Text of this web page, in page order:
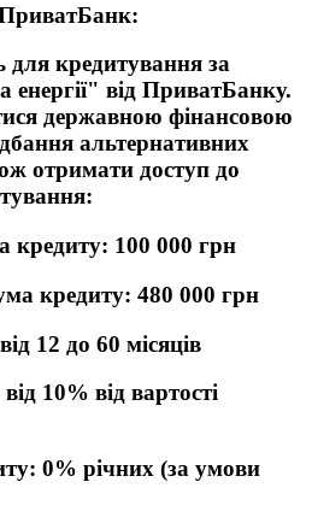
для кредитування за
енергії" від ПриватБанку.
державною фінансовою
альтернативних
отримати доступ до
кредиту: 100 000 грн
кредиту: 480 000 грн
від 12 до 60 місяців
від 10% від вартості
0% річних (за умови